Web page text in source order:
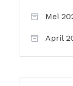
Mei
April